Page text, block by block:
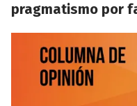
pragmatismo por